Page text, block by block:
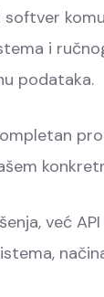
i
podataka.
već